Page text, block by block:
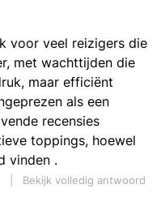
voor veel reizigers die
met wachttijden die
maar efficiënt
als een
recensies
toppings, hoewel
vinden .
Bekijk volledig antwoord